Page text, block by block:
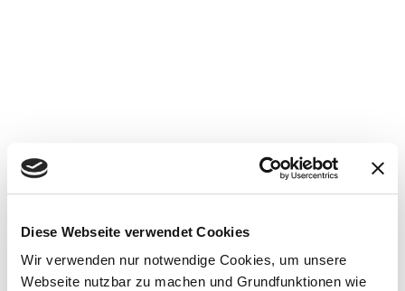
Diese Webseite verwendet Cookies
Wir verwenden nur notwendige Cookies, um unsere
Webseite nutzbar zu machen und Grundfunktionen wie